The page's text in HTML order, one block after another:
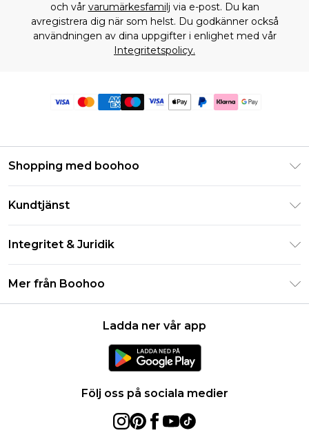
och vår varumärkesfamilj via e-post. Du kan
avregistrera dig när som helst. Du godkänner också
användningen av dina uppgifter i enlighet med vår
Integritetspolicy.
Shopping med boohoo
Studentrabatt - UNiDAYS
Boohoo-appen
Storleksguide
Kundtjänst
Leveransinformation
Returnerar information
Integritet & Juridik
Integritetspolicy
Mer från Boohoo
Ladda ner vår app
Följ oss på sociala medier